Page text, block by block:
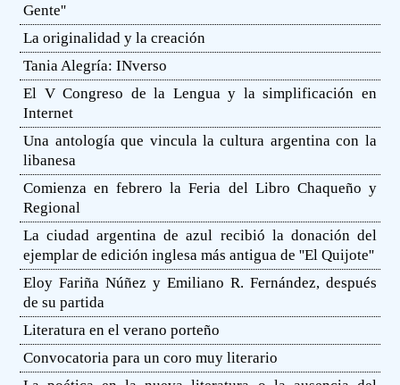
Gente''
La originalidad y la creación
Tania Alegría: INverso
El V Congreso de la Lengua y la simplificación en
Internet
Una antología que vincula la cultura argentina con la
libanesa
Comienza en febrero la Feria del Libro Chaqueño y
Regional
La ciudad argentina de azul recibió la donación del
ejemplar de edición inglesa más antigua de ''El Quijote''
Eloy Fariña Núñez y Emiliano R. Fernández, después
de su partida
Literatura en el verano porteño
Convocatoria para un coro muy literario